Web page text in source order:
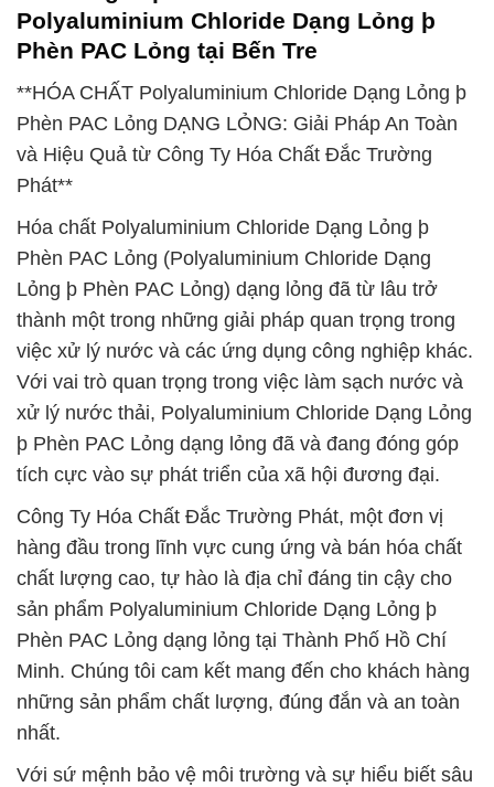
Polyaluminium Chloride Dạng Lỏng þ
Phèn PAC Lỏng tại Bến Tre
**HÓA CHẤT Polyaluminium Chloride Dạng Lỏng þ
Phèn PAC Lỏng DẠNG LỎNG: Giải Pháp An Toàn
và Hiệu Quả từ Công Ty Hóa Chất Đắc Trường
Phát**
Hóa chất Polyaluminium Chloride Dạng Lỏng þ
Phèn PAC Lỏng (Polyaluminium Chloride Dạng
Lỏng þ Phèn PAC Lỏng) dạng lỏng đã từ lâu trở
thành một trong những giải pháp quan trọng trong
việc xử lý nước và các ứng dụng công nghiệp khác.
Với vai trò quan trọng trong việc làm sạch nước và
xử lý nước thải, Polyaluminium Chloride Dạng Lỏng
þ Phèn PAC Lỏng dạng lỏng đã và đang đóng góp
tích cực vào sự phát triển của xã hội đương đại.
Công Ty Hóa Chất Đắc Trường Phát, một đơn vị
hàng đầu trong lĩnh vực cung ứng và bán hóa chất
chất lượng cao, tự hào là địa chỉ đáng tin cậy cho
sản phẩm Polyaluminium Chloride Dạng Lỏng þ
Phèn PAC Lỏng dạng lỏng tại Thành Phố Hồ Chí
Minh. Chúng tôi cam kết mang đến cho khách hàng
những sản phẩm chất lượng, đúng đắn và an toàn
nhất.
Với sứ mệnh bảo vệ môi trường và sự hiểu biết sâu